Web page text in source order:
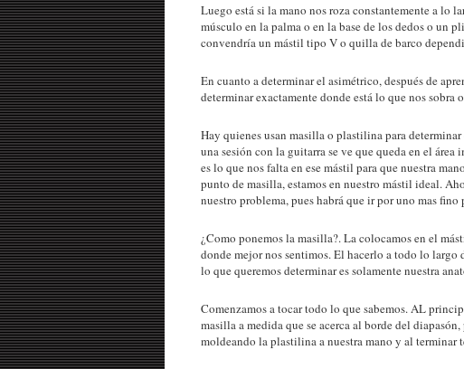
Luego está si la mano nos roza constantemente a lo
músculo en la palma o en la base de los dedos o un
convendría un mástil tipo V o quilla de barco
En cuanto a determinar el asimétrico, después de
determinar exactamente donde está lo que nos sobra
Hay quienes usan masilla o plastilina para
una sesión con la guitarra se ve que queda en el
es lo que nos falta en ese mástil para que nuestra
punto de masilla, estamos en nuestro mástil ideal.
nuestro problema, pues habrá que ir por uno mas fino
¿Como ponemos la masilla?. La colocamos en el
donde mejor nos sentimos. El hacerlo a todo lo largo
lo que queremos determinar es solamente nuestra
Comenzamos a tocar todo lo que sabemos. AL
masilla a medida que se acerca al borde del
moldeando la plastilina a nuestra mano y al terminar